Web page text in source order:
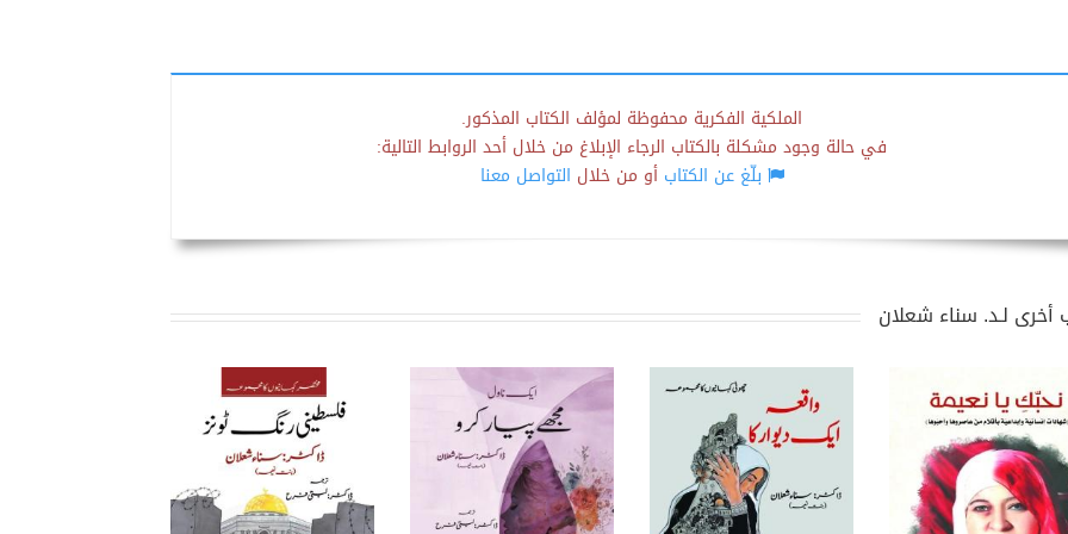
الملكية الفكرية محفوظة لمؤلف الكتاب المذكور.
في حالة وجود مشكلة بالكتاب الرجاء الإبلاغ من خلال أحد الروابط التالية:
بلّغ عن الكتابأو من خلال التواصل معنا
أخرى لـد. سناء شعلان